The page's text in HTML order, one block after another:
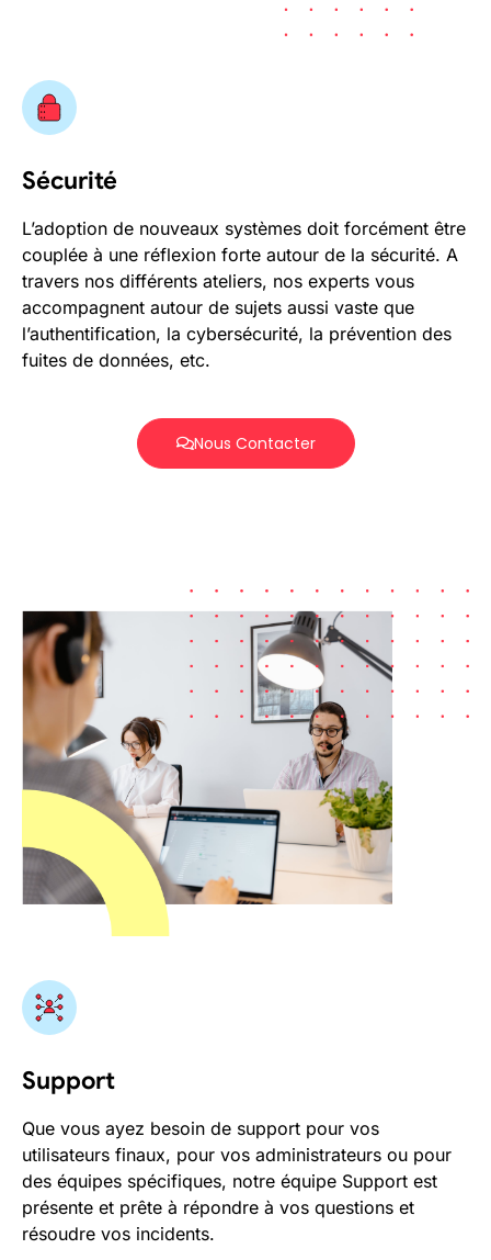
Sécurité
L’adoption de nouveaux systèmes doit forcément être
couplée à une réflexion forte autour de la sécurité. A
travers nos différents ateliers, nos experts vous
accompagnent autour de sujets aussi vaste que
l’authentification, la cybersécurité, la prévention des
fuites de données, etc.
Nous Contacter
Support
Que vous ayez besoin de support pour vos
utilisateurs finaux, pour vos administrateurs ou pour
des équipes spécifiques, notre équipe Support est
présente et prête à répondre à vos questions et
résoudre vos incidents.